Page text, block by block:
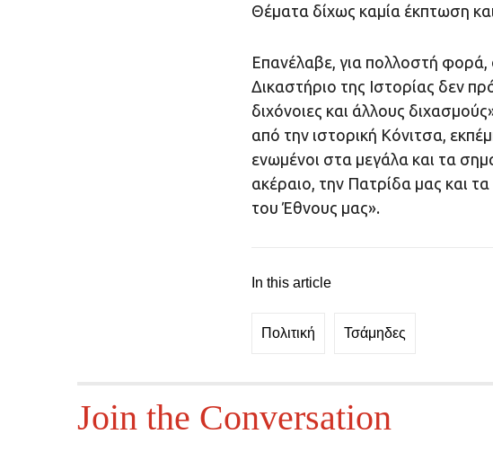
Θέματα δίχως καμία έκπτωση
Επανέλαβε, για πολλοστή φορά,
Δικαστήριο της Ιστορίας δεν
διχόνοιες και άλλους
από την ιστορική Κόνιτσα,
ενωμένοι στα μεγάλα και τα
ακέραιο, την Πατρίδα μας και
του Έθνους μας».
In this article
Πολιτική Τσάμηδες
Join the Conversation